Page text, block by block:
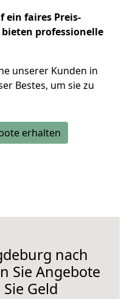
ein faires Preis-
professionelle
unserer Kunden in
Bestes, um sie zu
erhalten
nach
Sie Angebote
Geld